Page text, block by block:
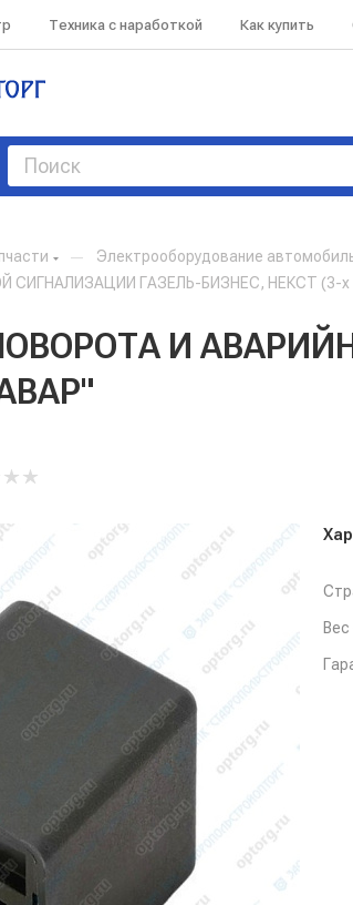
Техника с наработкой Как купить
— Электрооборудование
СИГНАЛИЗАЦИИ ГАЗЕЛЬ-БИЗНЕС, НЕКСТ (3-х
И